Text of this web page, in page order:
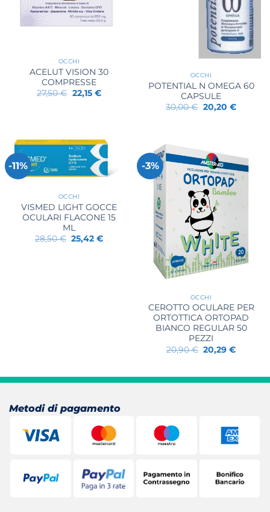
OCCHI
ACELUT VISION 30
COMPRESSE
27,50€ Il
prezzo
22,15 €Il
OCCHI
POTENTIAL N OMEGA 60
CAPSULE
30,00€ Il
prezzo
20,20 €Il
-11%
OCCHI
VISMED LIGHT GOCCE
OCULARI FLACONE 15
ML
28,50€ Il
prezzo
25,42€Il
-3%
OCCHI
CEROTTO OCULARE PER
ORTOTTICA ORTOPAD
BIANCO REGULAR 50
PEZZI
20,90€ Il
prezzo
20,29€Il
Metodi di pagamento